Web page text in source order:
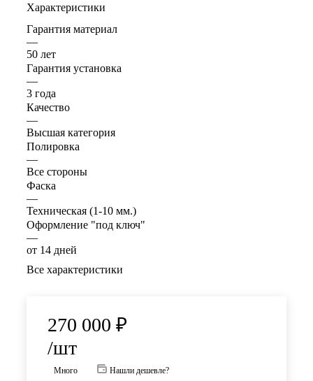
Характеристики
Гарантия материал
—
50 лет
Гарантия установка
—
3 года
Качество
—
Высшая категория
Полировка
—
Все стороны
Фаска
—
Техническая (1-10 мм.)
Оформление "под ключ"
—
от 14 дней
Все характеристики
270 000 ₽
/шт
Много Нашли дешевле?